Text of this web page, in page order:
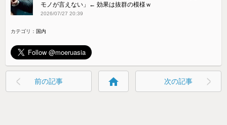
モノが言えない」← 効果は抜群の模様ｗ
2026/07/27 20:39
カテゴリ： 国内
前の記事 home 次の記事